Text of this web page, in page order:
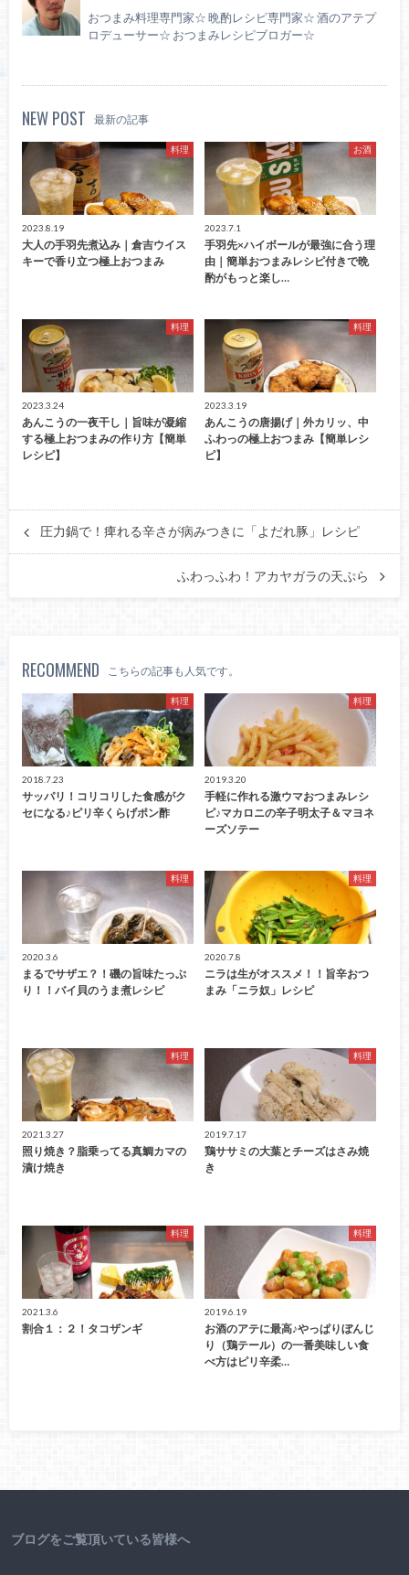
おつまみ料理専門家☆ 晩酌レシピ専門家☆ 酒のアテプ
ロデューサー☆ おつまみレシピブロガー☆
NEW POST 最新の記事
料理
2023.8.19
大人の手羽先煮込み｜倉吉ウイス
キーで香り立つ極上おつまみ
お酒
2023.7.1
手羽先×ハイボールが最強に合う理
由｜簡単おつまみレシピ付きで晩
酌がもっと楽し…
料理
2023.3.24
あんこうの一夜干し｜旨味が凝縮
する極上おつまみの作り方【簡単
レシピ】
料理
2023.3.19
あんこうの唐揚げ｜外カリッ、中
ふわっの極上おつまみ【簡単レシ
ピ】
圧力鍋で！痺れる辛さが病みつきに「よだれ豚」レシピ
ふわっふわ！アカヤガラの天ぷら
RECOMMEND こちらの記事も人気です。
料理
2018.7.23
サッパリ！コリコリした食感がク
セになる♪ピリ辛くらげポン酢
料理
2019.3.20
手軽に作れる激ウマおつまみレシ
ピ♪マカロニの辛子明太子＆マヨネ
ーズソテー
料理
2020.3.6
まるでサザエ？！磯の旨味たっぷ
り！！バイ貝のうま煮レシピ
料理
2020.7.8
ニラは生がオススメ！！旨辛おつ
まみ「ニラ奴」レシピ
料理
2021.3.27
照り焼き？脂乗ってる真鯛カマの
漬け焼き
料理
2019.7.17
鶏ササミの大葉とチーズはさみ焼
き
料理
2021.3.6
割合１：２！タコザンギ
料理
2019.6.19
お酒のアテに最高♪やっぱりぼんじ
り（鶏テール）の一番美味しい食
べ方はピリ辛柔…
ブログをご覧頂いている皆様へ